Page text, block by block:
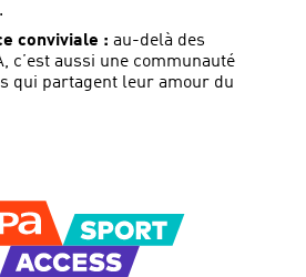
conviviale : au-delà des
c’est aussi une communauté
qui partagent leur amour du